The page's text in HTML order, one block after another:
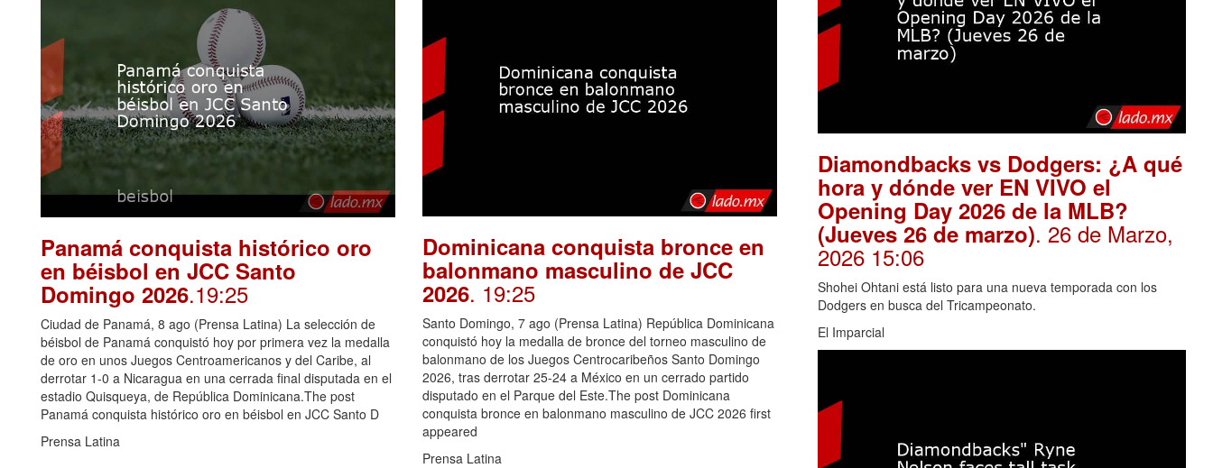
Panamá conquista histórico oro
en béisbol en JCC Santo
Domingo 2026.19:25
Ciudad de Panamá, 8 ago (Prensa Latina) La selección de
béisbol de Panamá conquistó hoy por primera vez la medalla
de oro en unos Juegos Centroamericanos y del Caribe, al
derrotar 1-0 a Nicaragua en una cerrada final disputada en el
estadio Quisqueya, de República Dominicana.The post
Panamá conquista histórico oro en béisbol en JCC Santo D
Prensa Latina
Dominicana conquista bronce en
balonmano masculino de JCC
2026. 19:25
Santo Domingo, 7 ago (Prensa Latina) República Dominicana
conquistó hoy la medalla de bronce del torneo masculino de
balonmano de los Juegos Centrocaribeños Santo Domingo
2026, tras derrotar 25-24 a México en un cerrado partido
disputado en el Parque del Este.The post Dominicana
conquista bronce en balonmano masculino de JCC 2026 first
appeared
Prensa Latina
Diamondbacks vs Dodgers: ¿A qué
hora y dónde ver EN VIVO el
Opening Day 2026 de la MLB?
(Jueves 26 de marzo). 26 de Marzo,
2026 15:06
Shohei Ohtani está listo para una nueva temporada con los
Dodgers en busca del Tricampeonato.
El Imparcial